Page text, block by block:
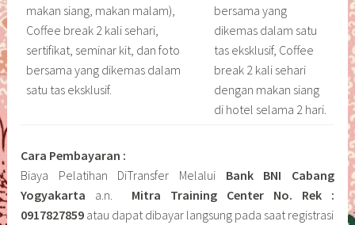
makan siang, makan malam),
Coffee break 2 kali sehari,
sertifikat, seminar kit, dan foto
bersama yang dikemas dalam
satu tas eksklusif.
bersama yang
dikemas dalam satu
tas eksklusif, Coffee
break 2 kali sehari
dengan makan siang
di hotel selama 2 hari.
Cara Pembayaran :
Biaya Pelatihan DiTransfer Melalui Bank BNI Cabang
Yogyakarta a.n. Mitra Training Center No. Rek :
0917827859 atau dapat dibayar langsung pada saat registrasi